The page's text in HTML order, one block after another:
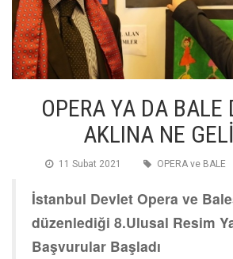
OPERA YA DA BALE
AKLINA NE
11 Subat 2021 OPERA ve BALE
İstanbul Devlet Opera ve
düzenlediği 8.Ulusal Resim
Başvurular Başladı